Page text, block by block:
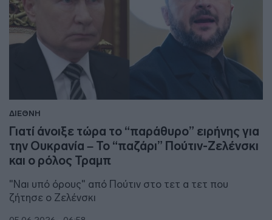
ΔΙΕΘΝΗ
Γιατί άνοιξε τώρα το “παράθυρο” ειρήνης για
την Ουκρανία – Το “παζάρι” Πούτιν-Ζελένσκι
και ο ρόλος Τραμπ
"Ναι υπό όρους" από Πούτιν στο τετ α τετ που
ζήτησε ο Ζελένσκι